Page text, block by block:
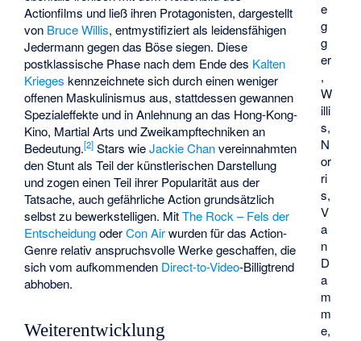
e
g
g
er
,
W
illi
s,
N
or
ri
s,
V
a
n
D
a
m
m
e,
Actionfilms und ließ ihren Protagonisten, dargestellt
von Bruce Willis, entmystifiziert als leidensfähigen
Jedermann gegen das Böse siegen. Diese
postklassische Phase nach dem Ende des Kalten
Krieges kennzeichnete sich durch einen weniger
offenen Maskulinismus aus, stattdessen gewannen
Spezialeffekte und in Anlehnung an das Hong-Kong-
Kino, Martial Arts und Zweikampftechniken an
Bedeutung.[2] Stars wieJackie Chanvereinnahmten
den Stunt als Teil der künstlerischen Darstellung
und zogen einen Teil ihrer Popularität aus der
Tatsache, auch gefährliche Action grundsätzlich
selbst zu bewerkstelligen. MitThe Rock – Fels der
EntscheidungoderCon Airwurden für das Action-
Genre relativ anspruchsvolle Werke geschaffen, die
sich vom aufkommenden Direct-to-Video-Billigtrend
abhoben.
Weiterentwicklung